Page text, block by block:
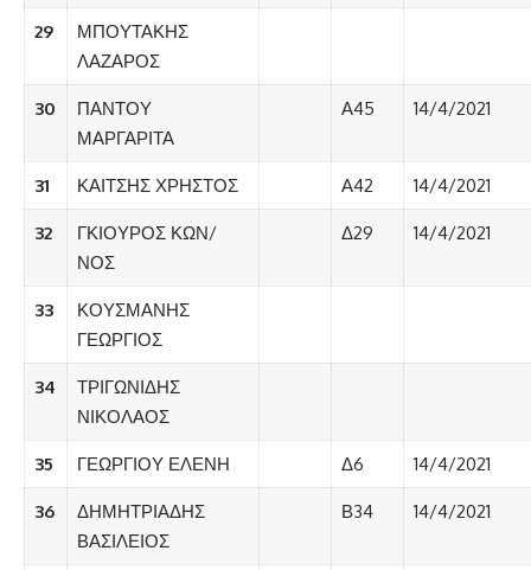
29
ΜΠΟΥΤΑΚΗΣ
ΛΑΖΑΡΟΣ
30
ΠΑΝΤΟΥ
ΜΑΡΓΑΡΙΤΑ
Α45 14/4/2021
31 ΚΑΙΤΣΗΣ ΧΡΗΣΤΟΣ Α42 14/4/2021
32
ΓΚΙΟΥΡΟΣ ΚΩΝ/
ΝΟΣ
Δ29 14/4/2021
33
ΚΟΥΣΜΑΝΗΣ
ΓΕΩΡΓΙΟΣ
34
ΤΡΙΓΩΝΙΔΗΣ
ΝΙΚΟΛΑΟΣ
35 ΓΕΩΡΓΙΟΥ ΕΛΕΝΗ Δ6 14/4/2021
36
ΔΗΜΗΤΡΙΑΔΗΣ
ΒΑΣΙΛΕΙΟΣ
Β34 14/4/2021